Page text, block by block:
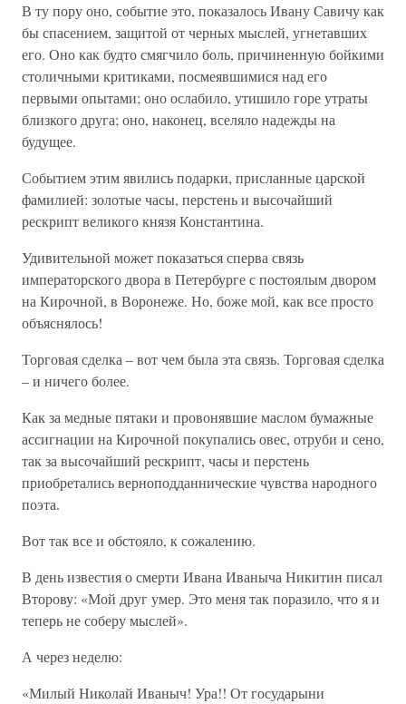
В ту пору оно, событие это, показалось Ивану Савичу как
бы спасением, защитой от черных мыслей, угнетавших
его. Оно как будто смягчило боль, причиненную бойкими
столичными критиками, посмеявшимися над его
первыми опытами; оно ослабило, утишило горе утраты
близкого друга; оно, наконец, вселяло надежды на
будущее.
Событием этим явились подарки, присланные царской
фамилией: золотые часы, перстень и высочайший
рескрипт великого князя Константина.
Удивительной может показаться сперва связь
императорского двора в Петербурге с постоялым двором
на Кирочной, в Воронеже. Но, боже мой, как все просто
объяснялось!
Торговая сделка – вот чем была эта связь. Торговая сделка
– и ничего более.
Как за медные пятаки и провонявшие маслом бумажные
ассигнации на Кирочной покупались овес, отруби и сено,
так за высочайший рескрипт, часы и перстень
приобретались верноподданнические чувства народного
поэта.
Вот так все и обстояло, к сожалению.
В день известия о смерти Ивана Иваныча Никитин писал
Второву: «Мой друг умер. Это меня так поразило, что я и
теперь не соберу мыслей».
А через неделю:
«Милый Николай Иваныч! Ура!! От государыни